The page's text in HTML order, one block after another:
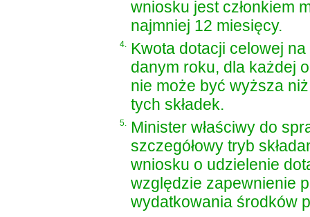
wniosku jest członkiem
najmniej 12 miesięcy.
4. Kwota dotacji celowej
danym roku, dla każdej
nie może być wyższa
tych składek.
5. Minister właściwy do
szczegółowy tryb
wniosku o udzielenie
względzie zapewnienie
wydatkowania środków